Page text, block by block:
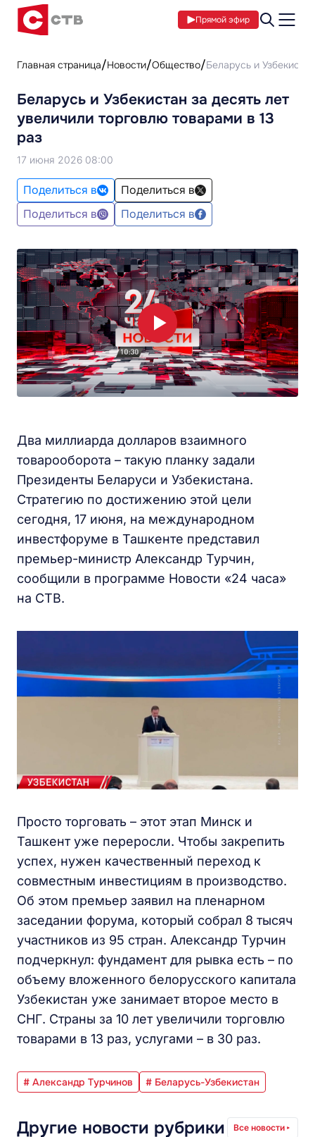
Прямой эфир
Главная страница Новости Общество Беларусь и
Беларусь и Узбекистан за десять лет
увеличили торговлю товарами в 13
раз
17 июня 2026 08:00
Поделиться в
Поделиться в
Поделиться в
Поделиться в
Два миллиарда долларов взаимного
товарооборота – такую планку задали
Президенты Беларуси и Узбекистана.
Стратегию по достижению этой цели
сегодня, 17 июня, на международном
инвестфоруме в Ташкенте представил
премьер-министр Александр Турчин,
сообщили в программе Новости «24 часа»
на СТВ.
Просто торговать – этот этап Минск и
Ташкент уже переросли. Чтобы закрепить
успех, нужен качественный переход к
совместным инвестициям в производство.
Об этом премьер заявил на пленарном
заседании форума, который собрал 8 тысяч
участников из 95 стран. Александр Турчин
подчеркнул: фундамент для рывка есть – по
объему вложенного белорусского капитала
Узбекистан уже занимает второе место в
СНГ. Страны за 10 лет увеличили торговлю
товарами в 13 раз, услугами – в 30 раз.
# Александр Турчинов # Беларусь-Узбекистан
Другие новости рубрики Все новости